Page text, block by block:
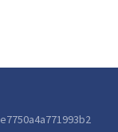
e7750a4a771993b2